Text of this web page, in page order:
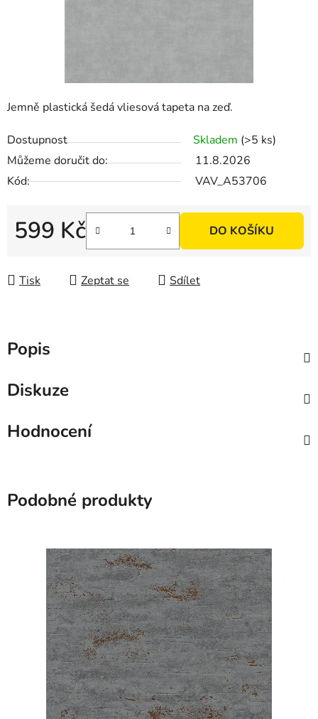
Jemně plastická šedá vliesová tapeta na zeď.
Dostupnost Skladem (>5 ks)
Můžeme doručit do:
11.8.2026
Kód:
VAV_A53706
599 Kč DO KOŠÍKU
Tisk Zeptat se Sdílet
Popis
Diskuze
Hodnocení
Podobné produkty